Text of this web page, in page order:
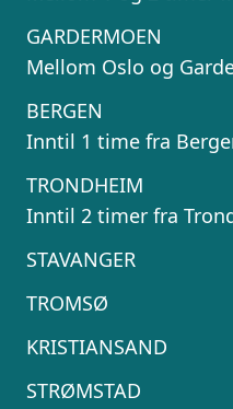
GARDERMOEN
Mellom Oslo og
BERGEN
Inntil 1 time fra
TRONDHEIM
Inntil 2 timer fra
STAVANGER
TROMSØ
KRISTIANSAND
STRØMSTAD
for deg som
LUKK VINDU